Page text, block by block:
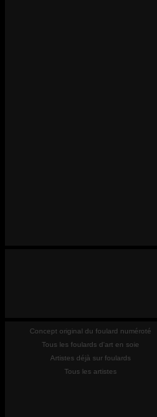
Concept original du foulard numéroté
Tous les foulards d'art en soie
Artistes déjà sur foulards
Tous les artistes